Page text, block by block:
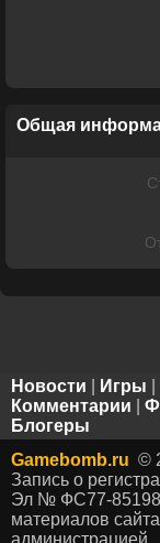
Общая
Новости Игры
Комментарии
Блогеры
Gamebomb.ru ©
Запись о
Эл № ФС77-
материалов
администрацией.